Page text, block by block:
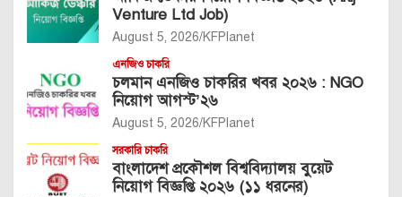
Venture Ltd Job)
August 5, 2026 KFPlanet
এনজিও চাকরি
চলমান এনজিও চাকরির খবর ২০২৬ : NGO
নিয়োগ আগস্ট’২৬
August 5, 2026 KFPlanet
সরকারি চাকরি
বাংলাদেশ প্রকৌশল বিশ্ববিদ্যালয় বুয়েট
নিয়োগ বিজ্ঞপ্তি ২০২৬ (১১ ধরনের)